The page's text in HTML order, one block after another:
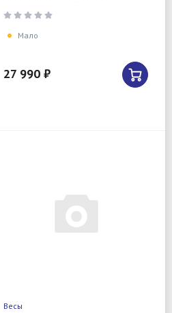
Мало
27 990 ₽
Весы